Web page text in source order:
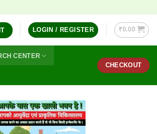
LOGIN / REGISTER ₹0.00
CENTER
CHECKOUT